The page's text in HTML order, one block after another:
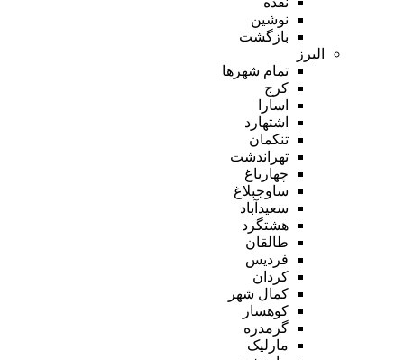
نوشین
بازگشت
البرز
تمام شهر‌ها
کرج
اسارا
اشتهارد
تنکمان
تهراندشت
چهارباغ
ساوجبلاغ
سعیدآباد
هشتگرد
طالقان
فردیس
کردان
کمال شهر
کوهسار
گرمدره
مارلیک